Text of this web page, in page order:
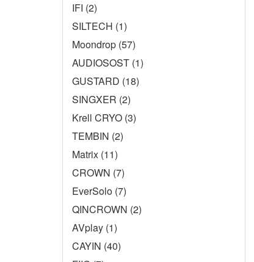
IFI (2)
SILTECH (1)
Moondrop (57)
AUDIOSOST (1)
GUSTARD (18)
SINGXER (2)
Krell CRYO (3)
TEMBIN (2)
Matrix (11)
CROWN (7)
EverSolo (7)
QINCROWN (2)
AVplay (1)
CAYIN (40)